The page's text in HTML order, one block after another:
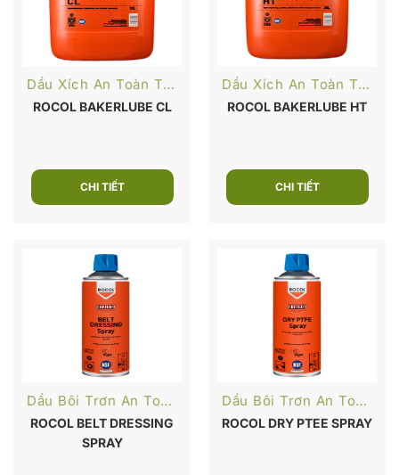
Dầu Xích An Toàn Thực Phẩm
ROCOL BAKERLUBE CL
CHI TIẾT
Dầu Xích An Toàn Thực Phẩm
ROCOL BAKERLUBE HT
CHI TIẾT
Dầu Bôi Trơn An Toàn Thực Phẩm
ROCOL BELT DRESSING
SPRAY
Dầu Bôi Trơn An Toàn Thực Phẩm
ROCOL DRY PTEE SPRAY